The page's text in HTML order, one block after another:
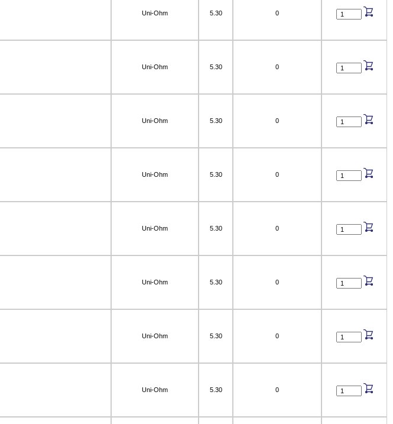
Uni-Ohm 5.30 0
Uni-Ohm 5.30 0
Uni-Ohm 5.30 0
Uni-Ohm 5.30 0
Uni-Ohm 5.30 0
Uni-Ohm 5.30 0
Uni-Ohm 5.30 0
Uni-Ohm 5.30 0